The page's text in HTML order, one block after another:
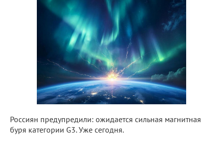
Россиян предупредили: ожидается сильная магнитная
буря категории G3. Уже сегодня.